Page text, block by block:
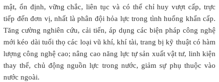
mật, ổn định, vững chắc, liên tục và có thể chỉ huy vượt cấp, trực
tiếp đến đơn vị, nhất là phân đội hỏa lực trong tình huống khẩn cấp.
Tăng cường nghiên cứu, cải tiến, áp dụng các biện pháp công nghệ
mới kéo dài tuổi thọ các loại vũ khí, khí tài, trang bị kỹ thuật có hàm
lượng công nghệ cao; nâng cao năng lực tự sản xuất vật tư, linh kiện
thay thế, chủ động nguồn lực trong nước, giảm sự phụ thuộc vào
nước ngoài.